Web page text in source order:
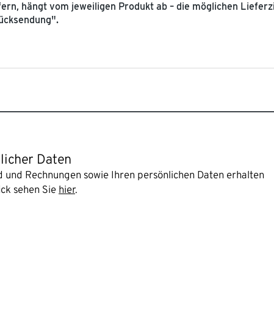
hängt vom jeweiligen Produkt ab – die möglichen
Daten
Rechnungen sowie Ihren persönlichen Daten erhalten
sehen Sie hier.